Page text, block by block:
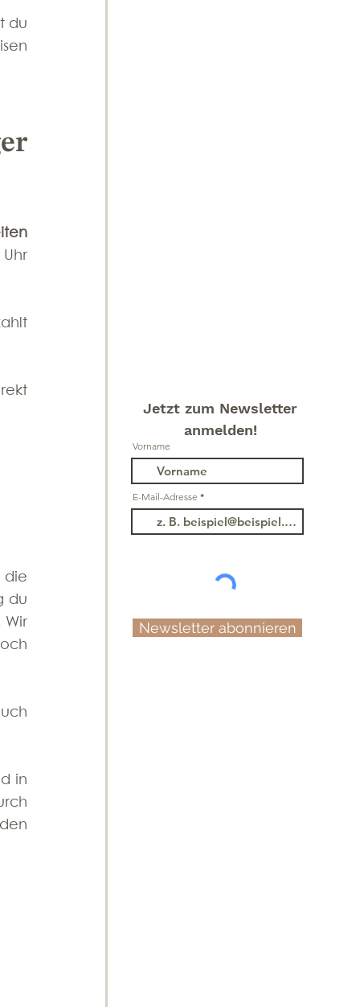
du
die
du
Wir
in
Jetzt zum Newsletter
anmelden!
Vorname
E-Mail-Adresse
Newsletter abonnieren